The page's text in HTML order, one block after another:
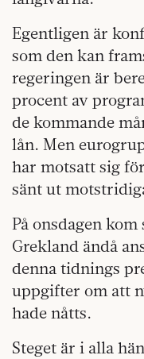
Egentligen är
som den kan
regeringen är
procent av
de kommande
lån. Men
har motsatt sig
sänt ut
På onsdagen
Grekland ändå
denna tidnings
uppgifter om att
hade nåtts.
Steget är i alla